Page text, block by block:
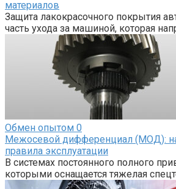
материалов
Защита лакокрасочного покрытия
часть ухода за машиной, которая
Обмен опытом 0
Межосевой дифференциал (МОД):
правила эксплуатации
В системах постоянного полного
которыми оснащается тяжелая